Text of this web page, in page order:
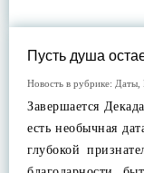
Пусть душа
Новость в рубрике: Даты
Завершается
есть необычная
глубокой